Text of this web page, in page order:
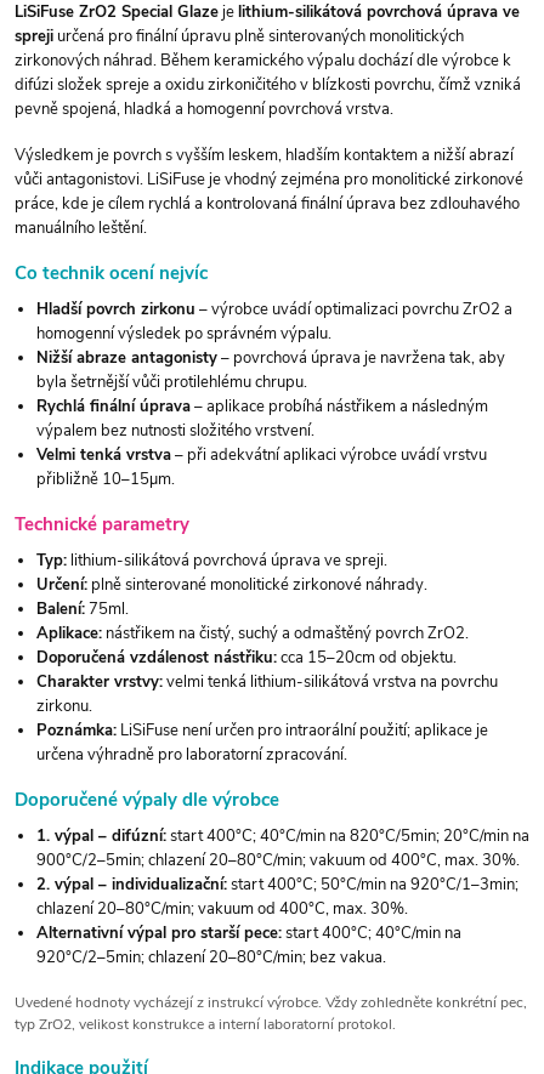
LiSiFuse ZrO2 Special Glazejelithium-silikátová povrchová úprava ve
spreji určená pro finální úpravu plně sinterovaných monolitických
zirkonových náhrad. Během keramického výpalu dochází dle výrobce k
difúzi složek spreje a oxidu zirkoničitého v blízkosti povrchu, čímž vzniká
pevně spojená, hladká a homogenní povrchová vrstva.
Výsledkem je povrch s vyšším leskem, hladším kontaktem a nižší abrazí
vůči antagonistovi. LiSiFuse je vhodný zejména pro monolitické zirkonové
práce, kde je cílem rychlá a kontrolovaná finální úprava bez zdlouhavého
manuálního leštění.
Co technik ocení nejvíc
Hladší povrch zirkonu – výrobce uvádí optimalizaci povrchu ZrO2 a
homogenní výsledek po správném výpalu.
Nižší abraze antagonisty– povrchová úprava je navržena tak, aby
byla šetrnější vůči protilehlému chrupu.
Rychlá finální úprava– aplikace probíhá nástřikem a následným
výpalem bez nutnosti složitého vrstvení.
Velmi tenká vrstva– při adekvátní aplikaci výrobce uvádí vrstvu
přibližně 10–15µm.
Technické parametry
Typ: lithium-silikátová povrchová úprava ve spreji.
Určení: plně sinterované monolitické zirkonové náhrady.
Balení:75ml.
Aplikace: nástřikem na čistý, suchý a odmaštěný povrch ZrO2.
Doporučená vzdálenost nástřiku:cca 15–20cm od objektu.
Charakter vrstvy:velmi tenká lithium-silikátová vrstva na povrchu
zirkonu.
Poznámka: LiSiFuse není určen pro intraorální použití; aplikace je
určena výhradně pro laboratorní zpracování.
Doporučené výpaly dle výrobce
1. výpal – difúzní:start 400°C; 40°C/min na 820°C/5min; 20°C/min na
900°C/2–5min; chlazení 20–80°C/min; vakuum od 400°C, max. 30%.
2. výpal – individualizační:start 400°C; 50°C/min na 920°C/1–3min;
chlazení 20–80°C/min; vakuum od 400°C, max. 30%.
Alternativní výpal pro starší pece:start 400°C; 40°C/min na
920°C/2–5min; chlazení 20–80°C/min; bez vakua.
Uvedené hodnoty vycházejí z instrukcí výrobce. Vždy zohledněte konkrétní pec,
typ ZrO2, velikost konstrukce a interní laboratorní protokol.
Indikace použití